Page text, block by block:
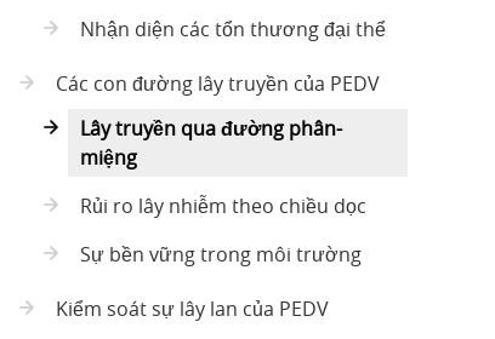
Nhận diện các tổn thương đại thể
Các con đường lây truyền của PEDV
Lây truyền qua đường phân-
miệng
Rủi ro lây nhiễm theo chiều dọc
Sự bền vững trong môi trường
Kiểm soát sự lây lan của PEDV